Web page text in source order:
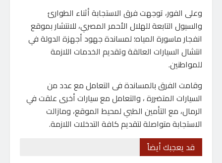
وعلى الفور، توجهت فرق الاستجابة أثناء الطوارئ
والسيول التابعة للهلال الأحمر المصري، للانتشار بموقع
انفجار ماسورة المياه؛ لمساندة جهود أجهزة الدولة في
انتشال السيارات العالقة وتقديم الخدمات اللازمة
للمواطنين.
وقامت الفرق بالمساندة فى التعامل مع عدد من
السيارات المتضررة ، والتعامل مع سيارات أخرى علقت في
الرمال، مع التأمين الطبي لمحيط الموقع، ومازالت
الاستجابة متواصلة لتقديم كافة التدخلات اللازمة.
قد يعجبك أيضاً